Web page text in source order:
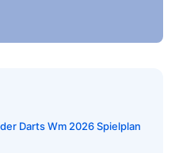
Darts Wm 2026 Spielplan